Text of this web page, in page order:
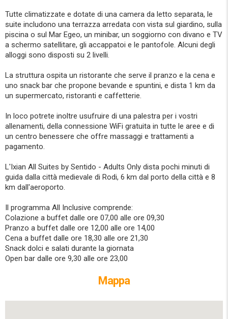
Tutte climatizzate e dotate di una camera da letto separata, le
suite includono una terrazza arredata con vista sul giardino, sulla
piscina o sul Mar Egeo, un minibar, un soggiorno con divano e TV
a schermo satellitare, gli accappatoi e le pantofole. Alcuni degli
alloggi sono disposti su 2 livelli.
La struttura ospita un ristorante che serve il pranzo e la cena e
uno snack bar che propone bevande e spuntini, e dista 1 km da
un supermercato, ristoranti e caffetterie.
In loco potrete inoltre usufruire di una palestra per i vostri
allenamenti, della connessione WiFi gratuita in tutte le aree e di
un centro benessere che offre massaggi e trattamenti a
pagamento.
L'Ixian All Suites by Sentido - Adults Only dista pochi minuti di
guida dalla città medievale di Rodi, 6 km dal porto della città e 8
km dall'aeroporto.
Il programma All Inclusive comprende:
Colazione a buffet dalle ore 07,00 alle ore 09,30
Pranzo a buffet dalle ore 12,00 alle ore 14,00
Cena a buffet dalle ore 18,30 alle ore 21,30
Snack dolci e salati durante la giornata
Open bar dalle ore 9,30 alle ore 23,00
Mappa